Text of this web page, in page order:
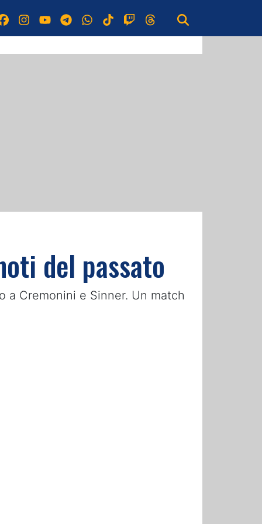
del passato
a Cremonini e Sinner. Un match